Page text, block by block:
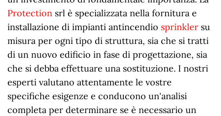
Protection srl è specializzata nella fornitura e
installazione di impianti antincendio sprinkler su
misura per ogni tipo di struttura, sia che si tratti
di un nuovo edificio in fase di progettazione, sia
che si debba effettuare una sostituzione. I nostri
esperti valutano attentamente le vostre
specifiche esigenze e conducono un'analisi
completa per determinare se è necessario un